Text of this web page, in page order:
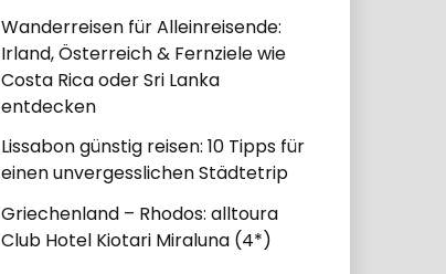
Wanderreisen für Alleinreisende:
Irland, Österreich & Fernziele wie
Costa Rica oder Sri Lanka
entdecken
Lissabon günstig reisen: 10 Tipps für
einen unvergesslichen Städtetrip
Griechenland – Rhodos: alltoura
Club Hotel Kiotari Miraluna (4*)